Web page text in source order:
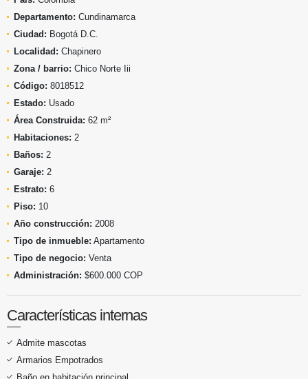
Departamento: Cundinamarca
Ciudad: Bogotá D.C.
Localidad: Chapinero
Zona / barrio: Chico Norte Iii
Código: 8018512
Estado: Usado
Área Construida: 62 m²
Habitaciones: 2
Baños: 2
Garaje: 2
Estrato: 6
Piso: 10
Año construcción: 2008
Tipo de inmueble: Apartamento
Tipo de negocio: Venta
Administración: $600.000 COP
Características internas
Admite mascotas
Armarios Empotrados